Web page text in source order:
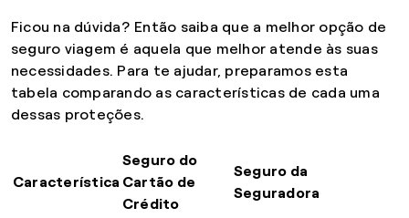
Ficou na dúvida? Então saiba que a melhor opção de
seguro viagem é aquela que melhor atende às suas
necessidades. Para te ajudar, preparamos esta
tabela comparando as características de cada uma
dessas proteções.
Característica
Seguro do
Cartão de
Crédito
Seguro da
Seguradora